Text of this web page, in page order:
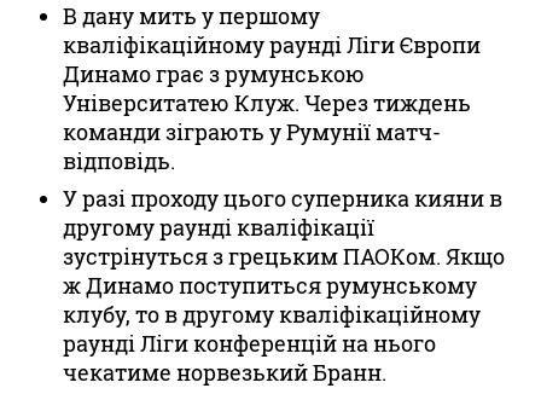
В дану мить у першому
кваліфікаційному раунді Ліги Європи
Динамо грає з румунською
Університатею Клуж. Через тиждень
команди зіграють у Румунії матч-
відповідь.
У разі проходу цього суперника кияни в
другому раунді кваліфікації
зустрінуться з грецьким ПАОКом. Якщо
ж Динамо поступиться румунському
клубу, то в другому кваліфікаційному
раунді Ліги конференцій на нього
чекатиме норвезький Бранн.